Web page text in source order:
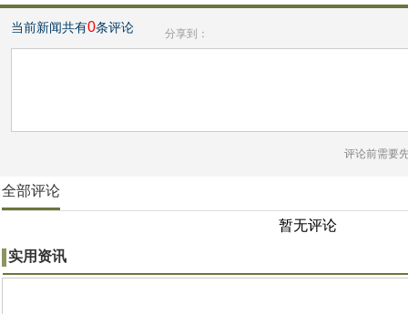
当前新闻共有0条评论 分享到：
评论前需要
全部评论
暂无评论
实用资讯